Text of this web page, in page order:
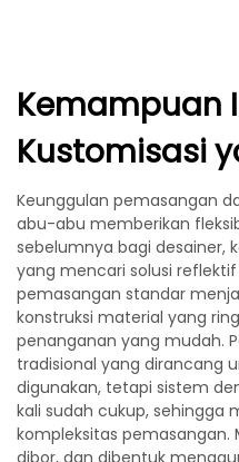
Kemampuan
Kustomisasi
Keunggulan pemasangan
abu-abu memberikan
sebelumnya bagi desainer,
yang mencari solusi
pemasangan standar
konstruksi material yang
penanganan yang mudah.
tradisional yang dirancang
digunakan, tetapi sistem
kali sudah cukup, sehingga
kompleksitas pemasangan.
dibor, dan dibentuk